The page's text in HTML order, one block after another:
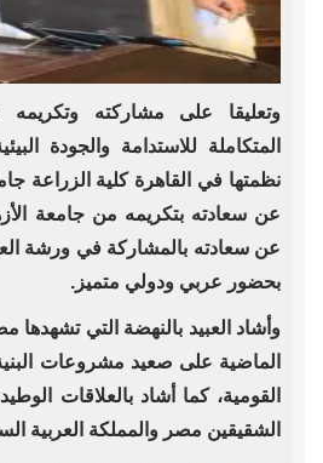
وتعليقا على مشاركته
‏المتكاملة للاستدامة والجودة
نظمتها في القاهرة كلية الزراعة
عن سعادته بتكريمه من جامعة
عن سعادته بالمشاركة في ‏ورشة
بحضور عربي ‏ودولي متميز.‏
وأشاد العبيد بالنهضة التي
الماضية على صعيد مشروعات
القومية، كما أشاد ‏بالعلاقات
الشقيقين ‏مصر والمملكة العربية